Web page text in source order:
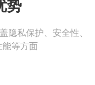
势
隐私保护、安全性、
等方面